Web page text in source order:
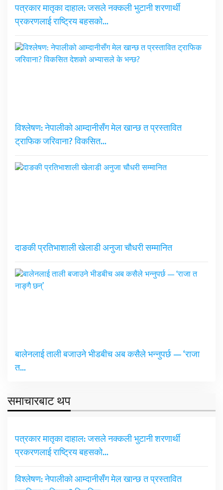
पत्रकार मातृका दाहाल: जसले नक्कली भुटानी शरणार्थी
प्रकरणलाई राष्ट्रिय बहसको…
विश्लेषण: नेपालीको आम्दानीसँग मेल खान्छ त प्रस्तावित
ट्राफिक जरिवाना? विकसित…
दाङकी प्रतिभाशाली खेलाडी अनुजा चौधरी सम्मानित
बालेनलाई ताली बजाउने भीडबीच अब कसैले भन्नुपर्छ — ‘राजा
त…
समाचारबाट थप
पत्रकार मातृका दाहाल: जसले नक्कली भुटानी शरणार्थी
प्रकरणलाई राष्ट्रिय बहसको…
विश्लेषण: नेपालीको आम्दानीसँग मेल खान्छ त प्रस्तावित